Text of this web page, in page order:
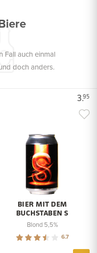
Fall auch einmal
doch anders.
3.95
BIER MIT DEM
BUCHSTABEN S
Blond 5,5%
6.7